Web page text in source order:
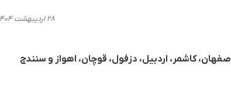
۲۸ اردیبهشت ۱۴۰۴، ۲۰:۲۸
کاشمر، اردبیل، دزفول، قوچان، اهواز و سنندج